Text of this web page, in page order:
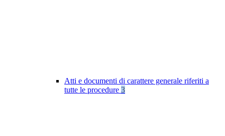
Atti e documenti di carattere generale riferiti a
tutte le procedure 3